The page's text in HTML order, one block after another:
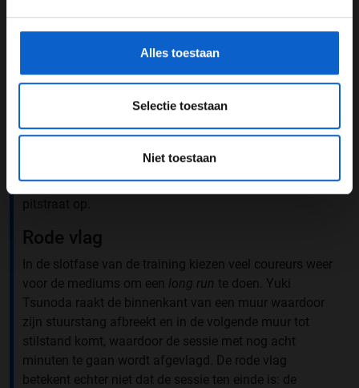
Alles toestaan
Selectie toestaan
Niet toestaan
— Formula 1 (@F1)April 18, 2025
Veel coureurs komen tijdens deze sessie in aanraking
met de muren langs de baan: onder andere Piastri,
dat ze de muur licht geschampt hebben. Kimi Antonelli
rijdt iets harder tegen de muur aan en zoekt direct de
Rode vlag
In de slotfase van de training kiezen veel coureurs weer
voor de mediums om een long run te doen. Yuki
Tsunoda raakt de binnenkant van een muur waardoor
zijn stuurstang afbreekt en in de volgende muur tot
stilstand komt, waardoor de sessie met nog acht
minuten te gaan wordt afgevlagd. De rode vlag
betekent echter niet dat de sessie ten einde is: de
gegevensgebruik en -bescherming.